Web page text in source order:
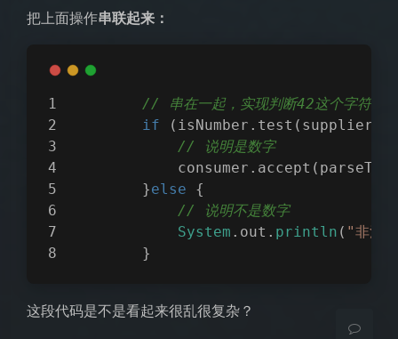
夜间模式
把上面操作串联起来：
// 串在一起，实现判断42这个字符串
if (isNumber.test(supplier.
// 说明是数字
        }
else {
// 说明不是数字
System .out. println ( "非法
        }
这段代码是不是看起来很乱很复杂？